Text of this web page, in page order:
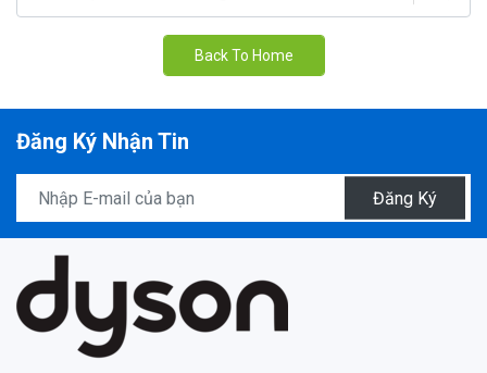
Back To Home
Đăng Ký Nhận Tin
Đăng Ký